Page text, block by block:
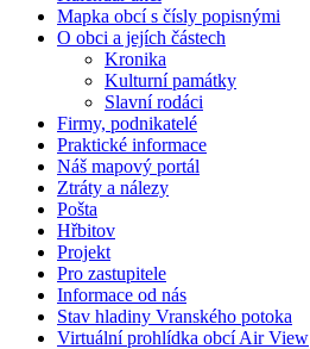
Mapka obcí s čísly popisnými
O obci a jejích částech
Kronika
Kulturní památky
Slavní rodáci
Firmy, podnikatelé
Praktické informace
Náš mapový portál
Ztráty a nálezy
Pošta
Hřbitov
Projekt
Pro zastupitele
Informace od nás
Stav hladiny Vranského potoka
Virtuální prohlídka obcí Air View